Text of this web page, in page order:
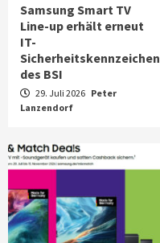
Samsung Smart TV
Line-up erhält erneut
IT-
Sicherheitskennzeichen
des BSI
29. Juli 2026 Peter
Lanzendorf